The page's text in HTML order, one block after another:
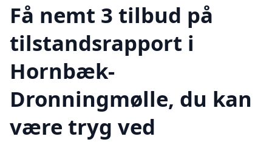
Få nemt 3 tilbud på
tilstandsrapport i
Hornbæk-
Dronningmølle, du kan
være tryg ved